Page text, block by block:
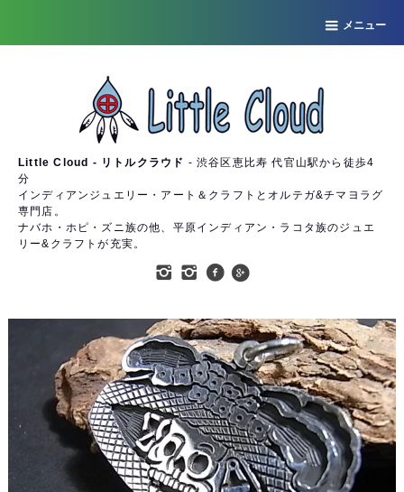
メニュー
Little Cloud - リトルクラウド - 渋谷区恵比寿 代官山駅から徒歩4
分
インディアンジュエリー・アート＆クラフトとオルテガ&チマヨラグ
専門店。
ナバホ・ホピ・ズニ族の他、平原インディアン・ラコタ族のジュエ
リー&クラフトが充実。